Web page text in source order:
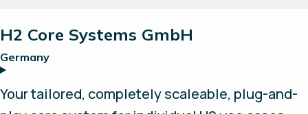
H2 Core Systems GmbH
Germany
Your tailored, completely scaleable, plug-and-